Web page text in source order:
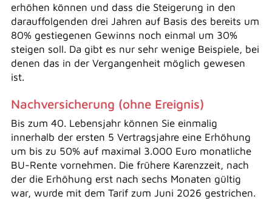
erhöhen können und dass die Steigerung in den
darauffolgenden drei Jahren auf Basis des bereits um
80% gestiegenen Gewinns noch einmal um 30%
steigen soll. Da gibt es nur sehr wenige Beispiele, bei
denen das in der Vergangenheit möglich gewesen
ist.
Nachversicherung (ohne Ereignis)
Bis zum 40. Lebensjahr können Sie einmalig
innerhalb der ersten 5 Vertragsjahre eine Erhöhung
um bis zu 50% auf maximal 3.000 Euro monatliche
BU-Rente vornehmen. Die frühere Karenzzeit, nach
der die Erhöhung erst nach sechs Monaten gültig
war, wurde mit dem Tarif zum Juni 2026 gestrichen.